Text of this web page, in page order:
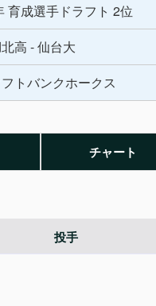
育成選手ドラフト 2位
高 - 仙台大
トバンクホークス
チャート
投手